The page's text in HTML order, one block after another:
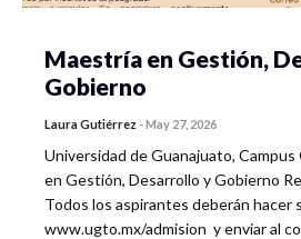
Maestría en Gestión,
Gobierno
Laura Gutiérrez -May 27, 2026
Universidad de Guanajuato,
en Gestión, Desarrollo y Gobierno
Todos los aspirantes deberán hacer
www.ugto.mx/admision y enviar al